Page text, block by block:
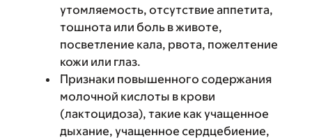
утомляемость, отсутствие аппетита,
тошнота или боль в животе,
посветление кала, рвота, пожелтение
кожи или глаз.
Признаки повышенного содержания
молочной кислоты в крови
(лактоцидоза), такие как учащенное
дыхание, учащенное сердцебиение,